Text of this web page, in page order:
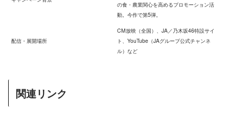
の食・農業関心を高めるプロモーション活
動。今作で第5弾。
配信・展開場所
CM放映（全国）、JA／乃木坂46特設サイ
ト、YouTube（JAグループ公式チャンネ
ル）など
関連リンク